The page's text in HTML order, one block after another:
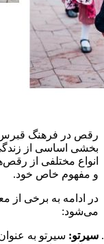
رقص در فرهنگ قبرس
بخشی اساسی از
انواع مختلفی از
و مفهوم خاص خود.
در ادامه به برخی
می‌شود:
سیرتو: سیرتو به